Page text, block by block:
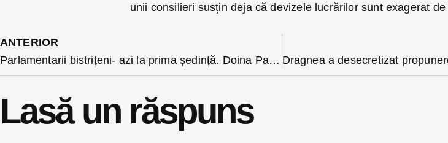
unii consilieri susțin deja că devizele lucrărilor sunt exagerat de
ANTERIOR
Parlamentarii bistrițeni- azi la prima ședință. Doina Pană în comisia de validare
Lasă un răspuns